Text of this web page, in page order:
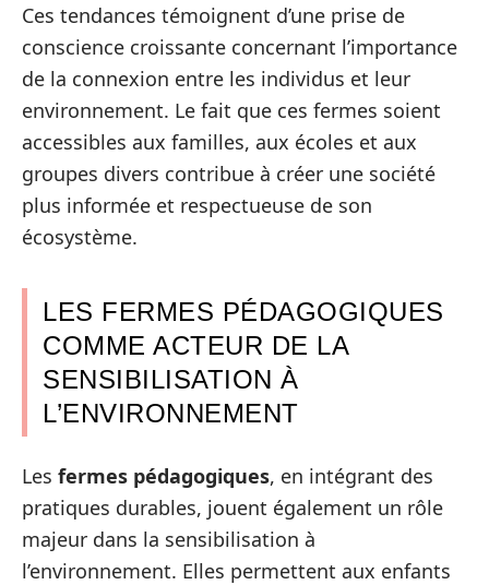
Ces tendances témoignent d’une prise de
conscience croissante concernant l’importance
de la connexion entre les individus et leur
environnement. Le fait que ces fermes soient
accessibles aux familles, aux écoles et aux
groupes divers contribue à créer une société
plus informée et respectueuse de son
écosystème.
LES FERMES PÉDAGOGIQUES
COMME ACTEUR DE LA
SENSIBILISATION À
L’ENVIRONNEMENT
Les fermes pédagogiques, en intégrant des
pratiques durables, jouent également un rôle
majeur dans la sensibilisation à
l’environnement. Elles permettent aux enfants